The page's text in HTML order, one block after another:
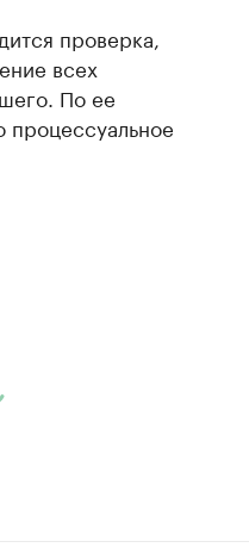
проверка,
всех
По ее
процессуальное